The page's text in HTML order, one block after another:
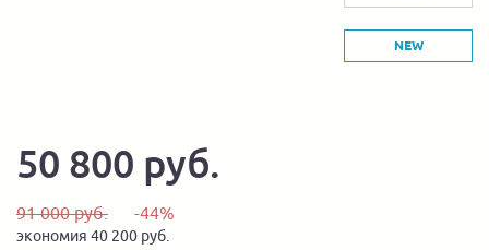
NEW
50 800 руб.
91 000 руб. -44%
экономия 40 200 руб.